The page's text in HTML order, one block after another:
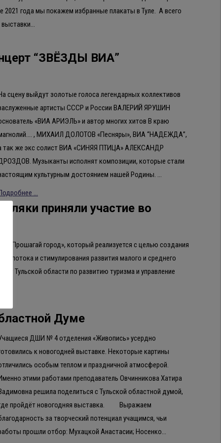
года мы покажем избранные плакаты в Туле. А всего
выставки…
“ЗВЁЗДЫ ВИА”
сцену выйдут золотые голоса легендарных коллективов
артисты СССР и России ВАЛЕРИЙ ЯРУШИН
«ВИА АРИЭЛЬ» и автор многих хитов В краю
, МИХАИЛ ДОЛОТОВ «Песняры», ВИА “НАДЕЖДА”,
так же экс солист ВИА «СИНЯЯ ПТИЦА» АЛЕКСАНДР
Музыканты исполнят композиции, которые стали
культурным достоянием нашей Родины. …
...
приняли участие во
«Прошагай город», который реализуется с целью создания
потока и стимулирования развития малого и среднего
Тульской области по развитию туризма и управление
Думе
ДШИ № 4 отделения «Живопись» усердно
к новогодней выставке. Некоторые картины
особым теплом и праздничной атмосферой.
этими работами преподаватель Овчинникова Хатира
решила поделиться с Тульской областной думой,
пройдёт новогодняя выставка. Выражаем
за творческий потенциал учащимся, чьи
прошли отбор: Мухацкой Анастасии; Носенко…